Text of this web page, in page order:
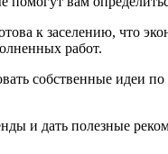
к заселению, что
работ.
собственные идеи
и дать полезные